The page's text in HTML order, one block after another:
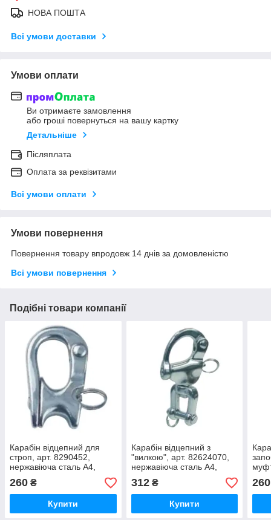
НОВА ПОШТА
Всі умови доставки
Умови оплати
Ви отримаєте замовлення
або гроші повернуться на вашу картку
Детальніше
Післяплата
Оплата за реквізитами
Всі умови оплати
Умови повернення
Повернення товару впродовж 14 днів за домовленістю
Всі умови повернення
Подібні товари компанії
Карабін відцепний для
строп, арт. 8290452,
нержавіюча сталь А4,
52мм
260 ₴
Купити
Карабін відцепний з
"вилкою", арт. 82624070,
нержавіюча сталь А4,
70мм
312₴
Купити
260